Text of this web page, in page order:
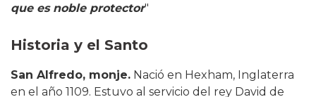
que es noble protector"
Historia y el Santo
San Alfredo, monje. Nació en Hexham, Inglaterra
en el año 1109. Estuvo al servicio del rey David de